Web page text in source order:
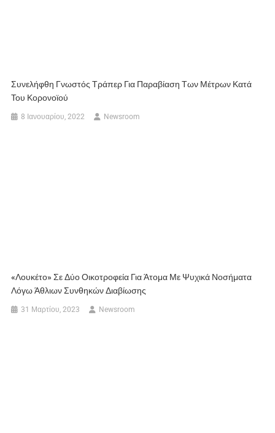
Συνελήφθη Γνωστός Τράπερ Για Παραβίαση Των Μέτρων Κατά
Του Κορονοϊού
8 Ιανουαρίου, 2022 Newsroom
«Λουκέτο» Σε Δύο Οικοτροφεία Για Άτομα Με Ψυχικά Νοσήματα
Λόγω Άθλιων Συνθηκών Διαβίωσης
31 Μαρτίου, 2023 Newsroom